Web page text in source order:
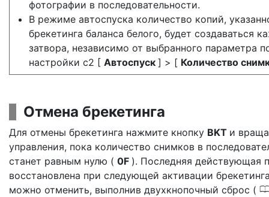
фотографии в последовательности.
В режиме автоспуска количество копий,
брекетинга баланса белого, будет создаваться
затвора, независимо от выбранного параметра
настройки c2 [ Автоспуск ] > [ Количество
Отмена брекетинга
Для отмены брекетинга нажмите кнопку BKT и
управления, пока количество снимков в
станет равным нулю ( 0F ). Последняя действующая
восстановлена при следующей активации
можно отменить, выполнив двухкнопочный сброс (